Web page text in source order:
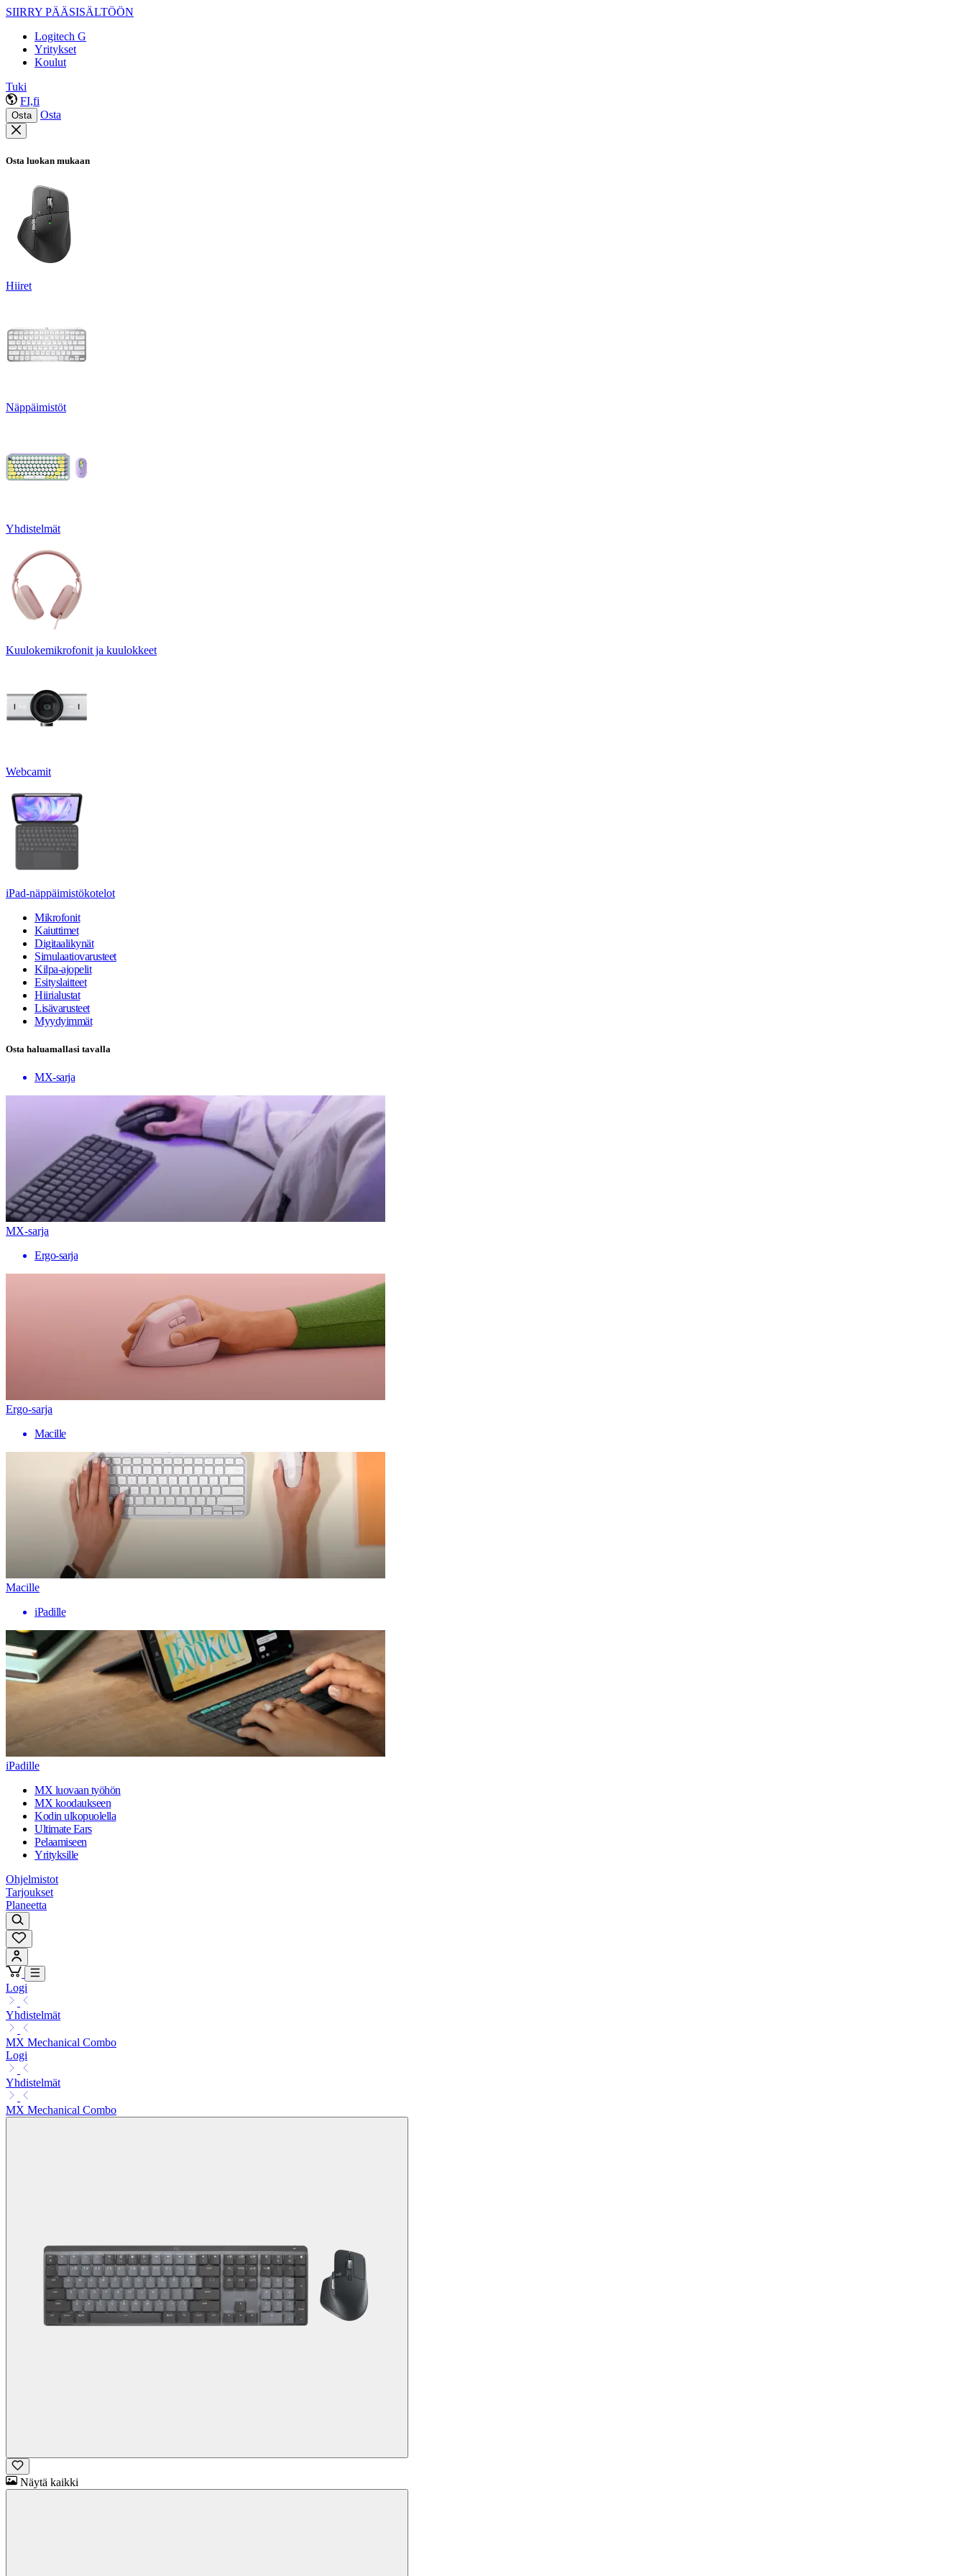
SIIRRY PÄÄSISÄLTÖÖN
Logitech G
Yritykset
Koulut
Tuki
FI,fi
Osta Osta
Osta luokan mukaan
Hiiret
Näppäimistöt
Yhdistelmät
Kuulokemikrofonit ja kuulokkeet
Webcamit
iPad-näppäimistökotelot
Mikrofonit
Kaiuttimet
Digitaalikynät
Simulaatiovarusteet
Kilpa-ajopelit
Esityslaitteet
Hiirialustat
Lisävarusteet
Myydyimmät
Osta haluamallasi tavalla
MX-sarja
MX-sarja
Ergo-sarja
Ergo-sarja
Macille
Macille
iPadille
iPadille
MX luovaan työhön
MX koodaukseen
Kodin ulkopuolella
Ultimate Ears
Pelaamiseen
Yrityksille
Ohjelmistot
Tarjoukset
Planeetta
Logi
Yhdistelmät
MX Mechanical Combo
Logi
Yhdistelmät
MX Mechanical Combo
Näytä kaikki